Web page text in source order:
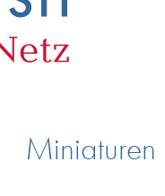
Miniaturen